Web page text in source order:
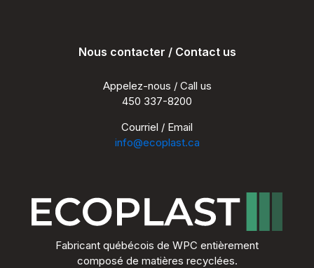
Nous contacter / Contact us
Appelez-nous / Call us
450 337-8200
Courriel / Email
info@ecoplast.ca
Fabricant québécois de WPC entièrement
composé de matières recyclées.